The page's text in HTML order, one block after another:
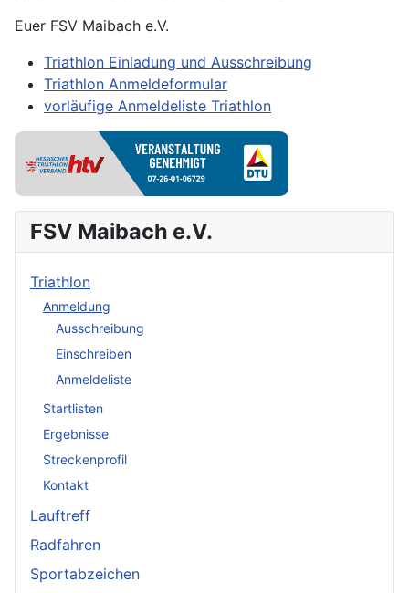
FSV Maibach e.V.
Triathlon
Anmeldung
Ausschreibung
Einschreiben
Anmeldeliste
Startlisten
Ergebnisse
Streckenprofil
Kontakt
Lauftreff
Radfahren
Sportabzeichen
Euer FSV Maibach e.V.
Triathlon Einladung und Ausschreibung
Triathlon Anmeldeformular
vorläufige Anmeldeliste Triathlon